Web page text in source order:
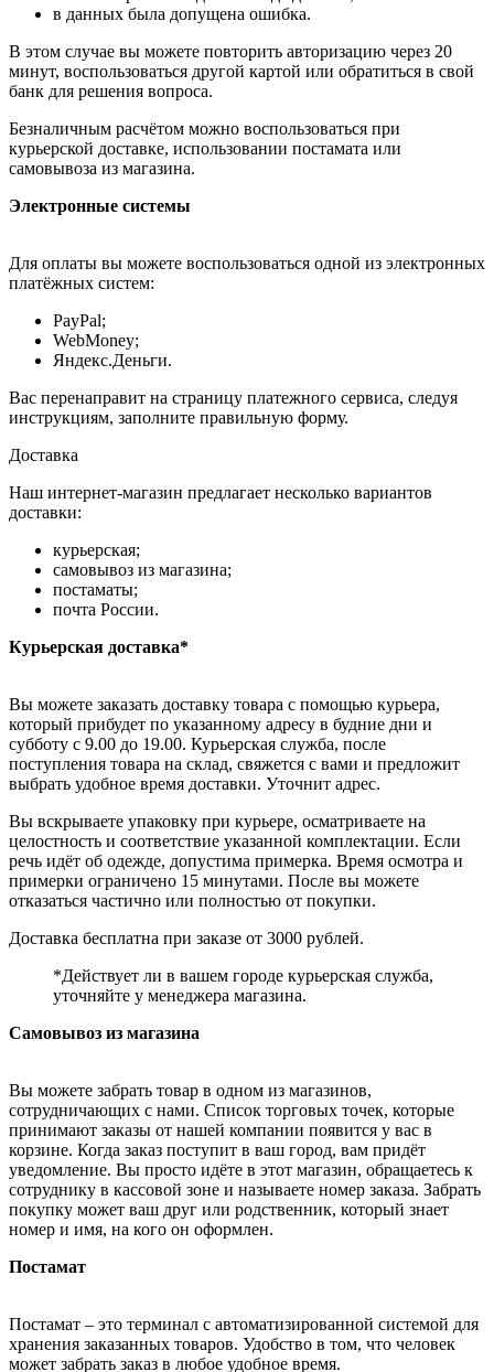
в данных была допущена ошибка.
В этом случае вы можете повторить авторизацию через 20
минут, воспользоваться другой картой или обратиться в свой
банк для решения вопроса.
Безналичным расчётом можно воспользоваться при
курьерской доставке, использовании постамата или
самовывоза из магазина.
Электронные системы
Для оплаты вы можете воспользоваться одной из электронных
платёжных систем:
PayPal;
WebMoney;
Яндекс.Деньги.
Вас перенаправит на страницу платежного сервиса, следуя
инструкциям, заполните правильную форму.
Доставка
Наш интернет-магазин предлагает несколько вариантов
доставки:
курьерская;
самовывоз из магазина;
постаматы;
почта России.
Курьерская доставка*
Вы можете заказать доставку товара с помощью курьера,
который прибудет по указанному адресу в будние дни и
субботу с 9.00 до 19.00. Курьерская служба, после
поступления товара на склад, свяжется с вами и предложит
выбрать удобное время доставки. Уточнит адрес.
Вы вскрываете упаковку при курьере, осматриваете на
целостность и соответствие указанной комплектации. Если
речь идёт об одежде, допустима примерка. Время осмотра и
примерки ограничено 15 минутами. После вы можете
отказаться частично или полностью от покупки.
Доставка бесплатна при заказе от 3000 рублей.
*Действует ли в вашем городе курьерская служба,
уточняйте у менеджера магазина.
Самовывоз из магазина
Вы можете забрать товар в одном из магазинов,
сотрудничающих с нами. Список торговых точек, которые
принимают заказы от нашей компании появится у вас в
корзине. Когда заказ поступит в ваш город, вам придёт
уведомление. Вы просто идёте в этот магазин, обращаетесь к
сотруднику в кассовой зоне и называете номер заказа. Забрать
покупку может ваш друг или родственник, который знает
номер и имя, на кого он оформлен.
Постамат
Постамат – это терминал с автоматизированной системой для
хранения заказанных товаров. Удобство в том, что человек
может забрать заказ в любое удобное время.